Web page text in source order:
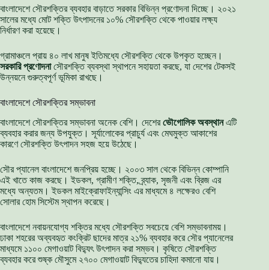
বাংলাদেশে সৌরশক্তির ব্যবহার বাড়াতে সরকার বিভিন্ন প্রণোদনা দিচ্ছে। ২০২১
সালের মধ্যে মোট শক্তি উৎপাদনের ১০% সৌরশক্তি থেকে পাওয়ার লক্ষ্য
নির্ধারণ করা হয়েছে।
গ্রামাঞ্চলে প্রায় ৪০ লাখ মানুষ ইতিমধ্যে সৌরশক্তি থেকে উপকৃত হচ্ছেন।
সরকারি প্রণোদনাসৌরশক্তি ব্যবস্থা স্থাপনে সহায়তা করছে, যা দেশের টেকসই
উন্নয়নে গুরুত্বপূর্ণ ভূমিকা রাখছে।
বাংলাদেশে সৌরশক্তির সম্ভাবনা
বাংলাদেশে সৌরশক্তির সম্ভাবনা অনেক বেশি। দেশেরভৌগোলিক অবস্থানএটি
ব্যবহার করার জন্য উপযুক্ত। সূর্যালোকের প্রাচুর্য এবং মেঘমুক্ত আকাশের
কারণে সৌরশক্তি উৎপাদন সহজ হয়ে উঠেছে।
সৌর প্যানেল বাংলাদেশে জনপ্রিয় হচ্ছে। ২০০৩ সাল থেকে বিভিন্ন কোম্পানি
এই খাতে কাজ করছে। ইডকল, গ্রামীণ শক্তি, ব্র্যাক, সৃজনী এবং ব্রিজ এর
মধ্যে অন্যতম। ইডকল মাইক্রোফাইন্যান্সিং এর মাধ্যমে ৪ লক্ষেরও বেশি
সোলার হোম সিস্টেম স্থাপন করেছে।
বাংলাদেশে নবায়নযোগ্য শক্তির মধ্যে সৌরশক্তি সবচেয়ে বেশি সম্ভাবনাময়।
ঢাকা শহরের অব্যবহৃত কংক্রিট ছাদের মাত্র ২১% ব্যবহার করে সৌর প্যানেলের
মাধ্যমে ১১০০ মেগাওয়াট বিদ্যুৎ উৎপাদন করা সম্ভব। কৃষিতে সৌরশক্তি
ব্যবহার করে শুষ্ক মৌসুমে ২৭০০ মেগাওয়াট বিদ্যুতের চাহিদা কমানো যায়।